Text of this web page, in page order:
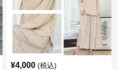
¥4,000 (税込)